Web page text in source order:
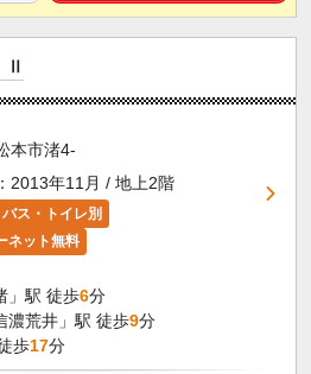
Ⅱ
本市渚4-
2013年11月 / 地上2階
バス・トイレ別
ネット無料
」駅 徒歩6分
濃荒井」駅 徒歩9分
歩17分